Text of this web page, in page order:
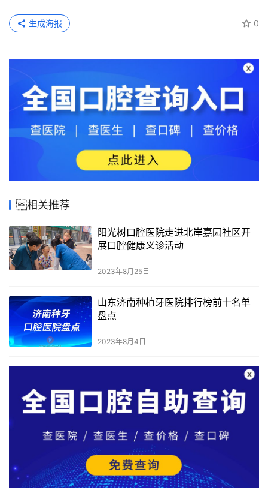
0
生成海报
相关推荐
阳光树口腔医院走进北岸嘉园社区开
展口腔健康义诊活动
2023年8月25日
山东济南种植牙医院排行榜前十名单
盘点
2023年8月4日